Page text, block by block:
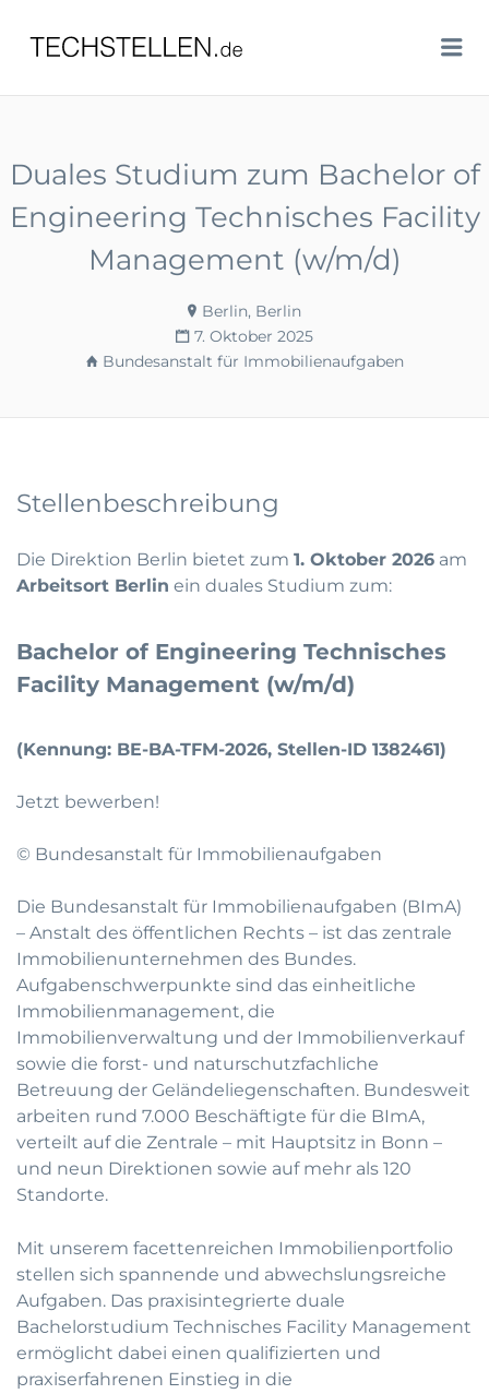
TECHSTELLEN.DE
Duales Studium zum Bachelor of
Engineering Technisches Facility
Management (w/m/d)
Berlin, Berlin
7. Oktober 2025
Bundesanstalt für Immobilienaufgaben
Stellenbeschreibung
Die Direktion Berlin bietet zum 1. Oktober 2026 am
Arbeitsort Berlin ein duales Studium zum:
Bachelor of Engineering Technisches
Facility Management (w/m/d)
(Kennung: BE-BA-TFM-2026, Stellen-ID 1382461)
Jetzt bewerben!
© Bundesanstalt für Immobilienaufgaben
Die Bundesanstalt für Immobilienaufgaben (BImA)
– Anstalt des öffentlichen Rechts – ist das zentrale
Immobilienunternehmen des Bundes.
Aufgabenschwerpunkte sind das einheitliche
Immobilienmanagement, die
Immobilienverwaltung und der Immobilienverkauf
sowie die forst- und naturschutzfachliche
Betreuung der Geländeliegenschaften. Bundesweit
arbeiten rund 7.000 Beschäftigte für die BImA,
verteilt auf die Zentrale – mit Hauptsitz in Bonn –
und neun Direktionen sowie auf mehr als 120
Standorte.
Mit unserem facettenreichen Immobilienportfolio
stellen sich spannende und abwechslungsreiche
Aufgaben. Das praxisintegrierte duale
Bachelorstudium Technisches Facility Management
ermöglicht dabei einen qualifizierten und
praxiserfahrenen Einstieg in die